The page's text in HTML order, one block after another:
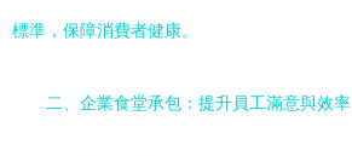
標準，保障消費者健康。
二、企業食堂承包：提升員工滿意與效率